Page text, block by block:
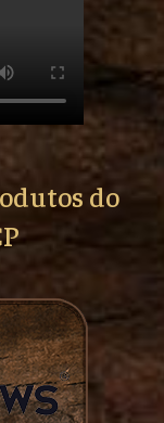
do